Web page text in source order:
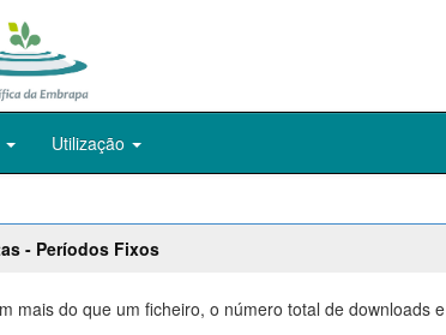
Utilização
- Períodos Fixos
mais do que um ficheiro, o número total de